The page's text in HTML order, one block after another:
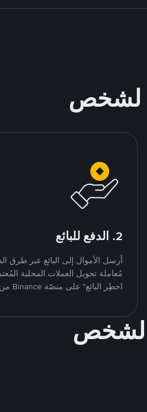
لشخص
2. الدفع للبائع
أرسل الأموال إلى البائع عبر طرق
مُعاملة تحويل العملات المحلية
اخطِر البائع" على منصّة Binance من شخص لشخص.
لشخص